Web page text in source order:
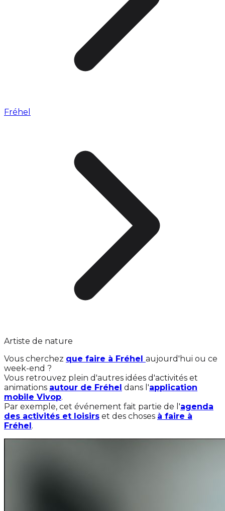
Fréhel
Artiste de nature
Vous cherchez que faire à Fréhel aujourd'hui ou ce
week-end ?
Vous retrouvez plein d'autres idées d'activités et
animations autour de Fréhel dans l'application
mobile Vivop.
Par exemple, cet événement fait partie de l'agenda
des activités et loisirs et des choses à faire à
Fréhel.